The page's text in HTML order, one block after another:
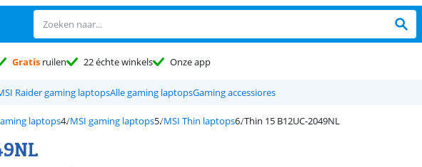
Gratis ruilen 22 échte winkels Onze app
Raider gaming laptopsAlle gaming laptopsGaming accessiores
laptops MSI gaming laptops MSI Thin laptops Thin 15 B12UC-2049NL